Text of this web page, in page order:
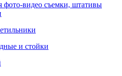
фото-видео съемки, штативы
и стойки